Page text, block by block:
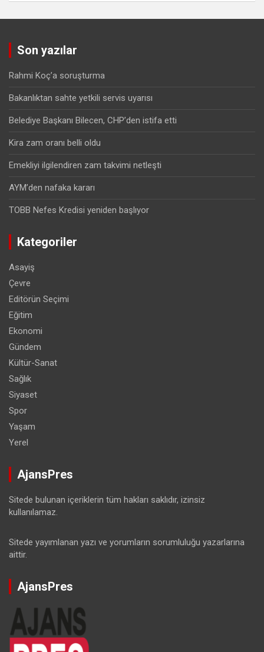
Son yazılar
Rahmi Koç’a soruşturma
Bakanlıktan sahte yetkili servis uyarısı
Belediye Başkanı Bilecen, CHP’den istifa etti
Kira zam oranı belli oldu
Emekliyi ilgilendiren zam takvimi netleşti
AYM’den nafaka kararı
TOBB Nefes Kredisi yeniden başlıyor
Kategoriler
Asayiş
Çevre
Editörün Seçimi
Eğitim
Ekonomi
Gündem
Kültür-Sanat
Sağlık
Siyaset
Spor
Yaşam
Yerel
AjansPres
Sitede bulunan içeriklerin tüm hakları saklıdır, izinsiz
kullanılamaz.
Sitede yayımlanan yazı ve yorumların sorumluluğu yazarlarına
aittir.
AjansPres